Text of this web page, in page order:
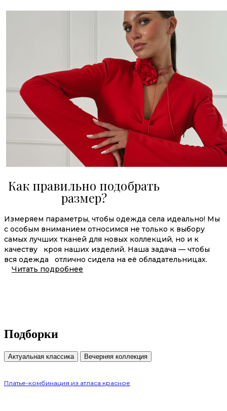
Как правильно подобрать
размер?
Измеряем параметры, чтобы одежда села идеально! Мы
с особым вниманием относимся не только к выбору
самых лучших тканей для новых коллекций, но и к
качеству кроя наших изделий. Наша задача — чтобы
вся одежда отлично сидела на её обладательницах.
Читать подробнее
Подборки
Актуальная классика Вечерняя коллекция
Платье-комбинация из атласа красное